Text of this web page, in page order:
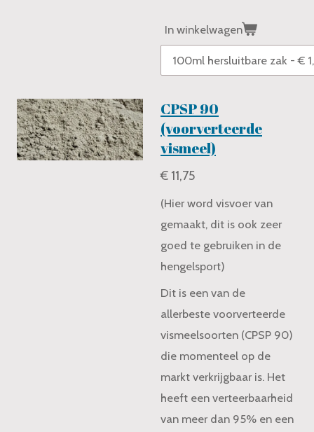
In winkelwagen
CPSP 90
(voorverteerde
vismeel)
€ 11,75
(Hier word visvoer van
gemaakt, dit is ook zeer
goed te gebruiken in de
hengelsport)
Dit is een van de
allerbeste voorverteerde
vismeelsoorten (CPSP 90)
die momenteel op de
markt verkrijgbaar is. Het
heeft een verteerbaarheid
van meer dan 95% en een